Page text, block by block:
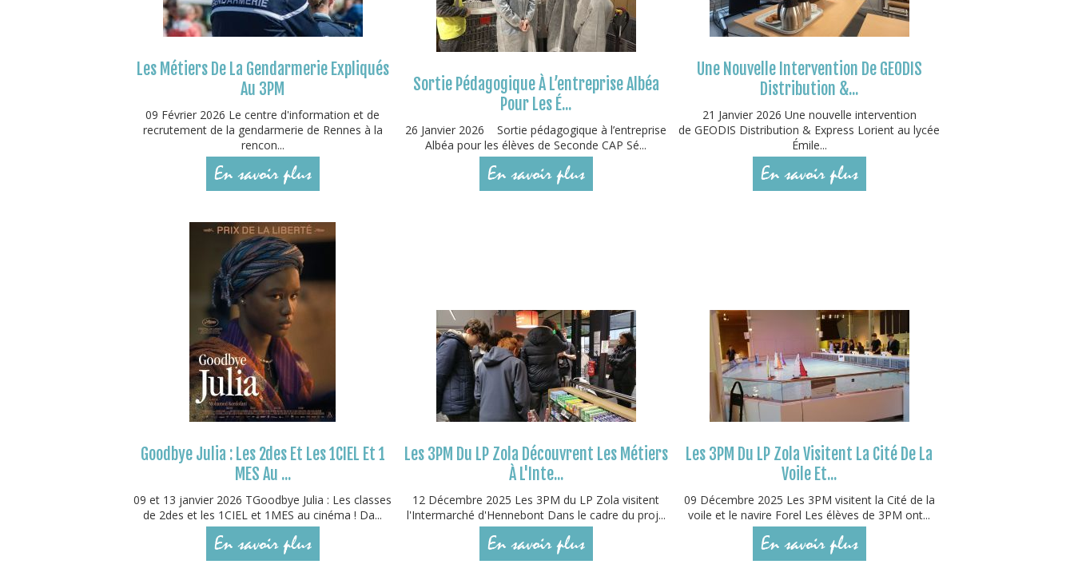
Les Métiers De La Gendarmerie Expliqués
Au 3PM
09 Février 2026 Le centre d'information et de
recrutement de la gendarmerie de Rennes à la
rencon...
En savoir plus
Sortie Pédagogique À L’entreprise Albéa
Pour Les É...
26 Janvier 2026 Sortie pédagogique à l’entreprise
Albéa pour les élèves de Seconde CAP Sé...
En savoir plus
Une Nouvelle Intervention De GEODIS
Distribution &...
21 Janvier 2026 Une nouvelle intervention
de GEODIS Distribution & Express Lorient au lycée
Émile...
En savoir plus
Goodbye Julia : Les 2des Et Les 1CIEL Et 1
MES Au ...
09 et 13 janvier 2026 TGoodbye Julia : Les classes
de 2des et les 1CIEL et 1MES au cinéma ! Da...
En savoir plus
Les 3PM Du LP Zola Découvrent Les Métiers
À L'Inte...
12 Décembre 2025 Les 3PM du LP Zola visitent
l'Intermarché d'Hennebont Dans le cadre du proj...
En savoir plus
Les 3PM Du LP Zola Visitent La Cité De La
Voile Et...
09 Décembre 2025 Les 3PM visitent la Cité de la
voile et le navire Forel Les élèves de 3PM ont...
En savoir plus